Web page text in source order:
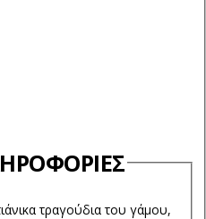
τραγούδια του γάμου,